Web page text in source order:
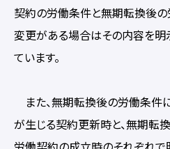
契約の労働条件と無期転換後の
変更がある場合はその内容を明
ています。
また、無期転換後の労働条件
が生じる契約更新時と、無期転